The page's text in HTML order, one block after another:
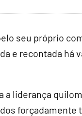
seu próprio
e recontada há
a liderança
forçadamente